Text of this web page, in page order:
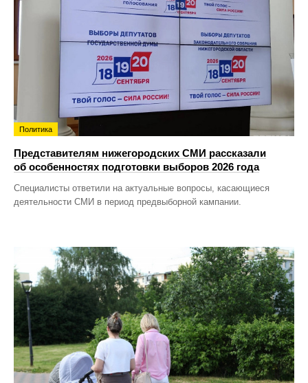
Политика
Представителям нижегородских СМИ рассказали
об особенностях подготовки выборов 2026 года
Специалисты ответили на актуальные вопросы, касающиеся
деятельности СМИ в период предвыборной кампании.